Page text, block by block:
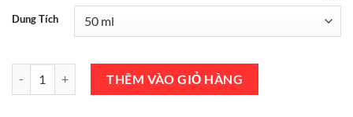
Dung Tích
Nước Hoa Kira Pomelo Blossom Eau De Parfum 50ml Chính Hãng
THÊM VÀO GIỎ HÀNG